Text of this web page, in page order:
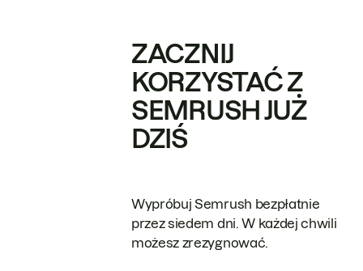
ZACZNIJ
KORZYSTAĆ Z
SEMRUSH JUŻ
DZIŚ
Wypróbuj Semrush bezpłatnie
przez siedem dni. W każdej chwili
możesz zrezygnować.